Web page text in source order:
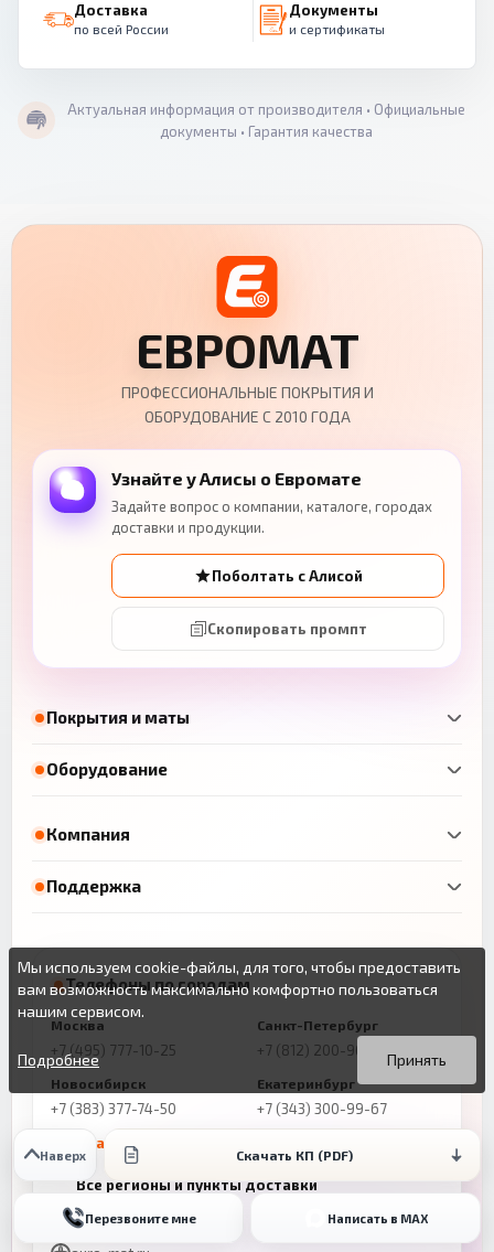
Доставка
по всей России
Документы
и сертификаты
Актуальная информация от производителя • Официальные
документы • Гарантия качества
Наверх Скачать КП (PDF)
Перезвоните мне Написать в MAX
Покрытия и маты
Оборудование
ЕВРОМАТ
ПРОФЕССИОНАЛЬНЫЕ ПОКРЫТИЯ И
ОБОРУДОВАНИЕ С 2010 ГОДА
Узнайте у Алисы о Евромате
Задайте вопрос о компании, каталоге, городах
доставки и продукции.
Поболтать с Алисой
Скопировать промпт
Компания
Поддержка
Телефоны по городам
Москва
+7 (495) 777-10-25
Санкт-Петербург
+7 (812) 200-96-31
Новосибирск
+7 (383) 377-74-50
Екатеринбург
+7 (343) 300-99-67
Показать все города
+7 (843) 206-01-30 +7 (831) 262-65-43
Челябинск
Все регионы и пункты доставки
info@euro-mat.ru
Мы используем cookie-файлы, для того, чтобы предоставить
вам возможность максимально комфортно пользоваться
нашим сервисом.
Вы можете подробнее прочитать о cookie-файлах в открытых
источниках или изменить настройки своего браузера.
Продолжая пользоваться данным сайтом без изменения
настроек вы даете согласие на использование ваших cookie-
файлов.
Принять
Подробнее